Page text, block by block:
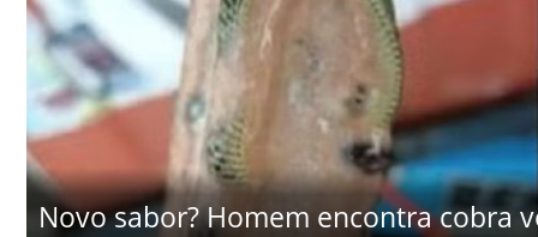
Novo sabor? Homem encontra cobra